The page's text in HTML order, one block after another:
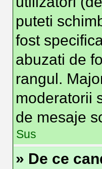
puteti
fost
abuzati de
rangul.
moderatorii
de mesaje
Sus
» De ce